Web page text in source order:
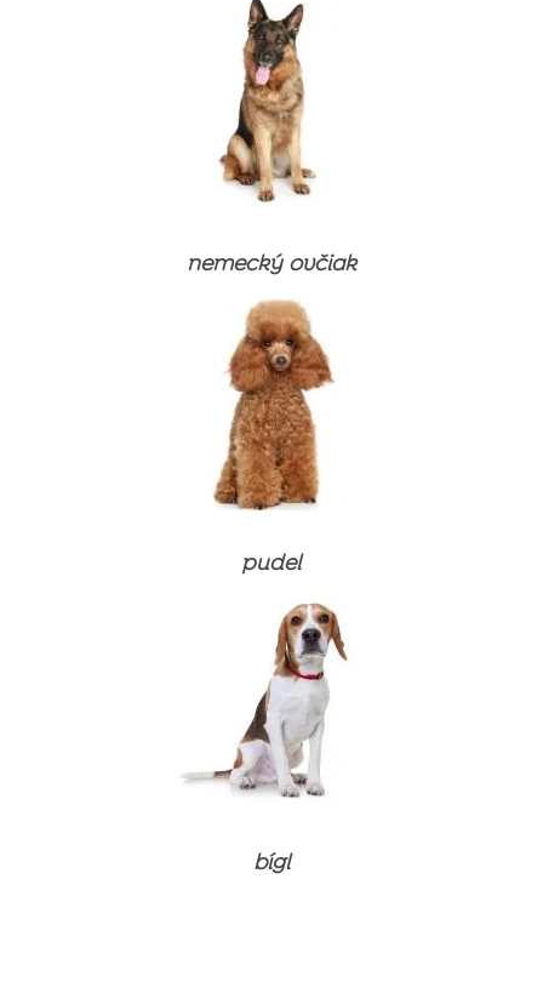
nemecký ovčiak
pudel
bígl